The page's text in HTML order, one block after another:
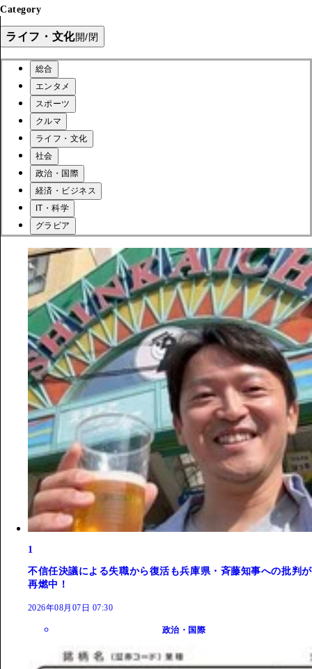
Category
ライフ・文化開/閉
総合
エンタメ
スポーツ
クルマ
ライフ・文化
社会
政治・国際
経済・ビジネス
IT・科学
グラビア
1
不信任決議による失職から復活も兵庫県・斉藤知事への批判が
再燃中！
2026年08月07日 07:30
政治・国際